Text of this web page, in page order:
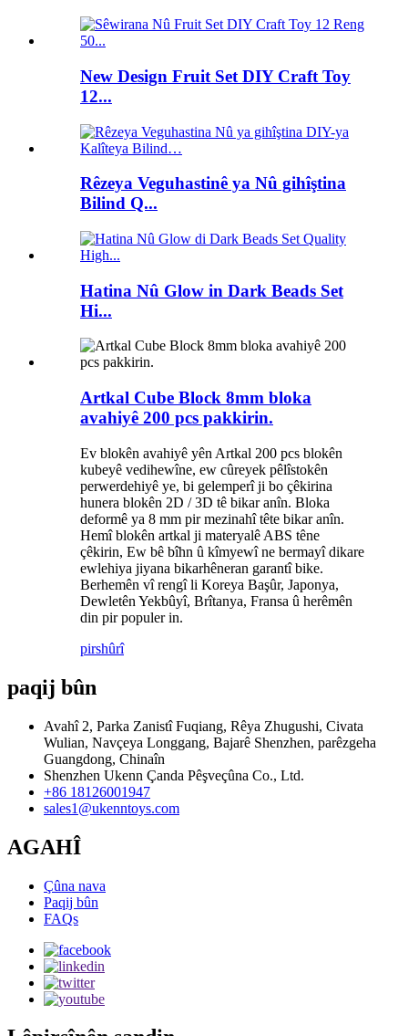
New Design Fruit Set DIY Craft Toy
12...
Rêzeya Veguhastinê ya Nû gihîştina
Bilind Q...
Hatina Nû Glow in Dark Beads Set
Hi...
Artkal Cube Block 8mm bloka
avahiyê 200 pcs pakkirin.
Ev blokên avahiyê yên Artkal 200 pcs blokên
kubeyê vedihewîne, ew cûreyek pêlîstokên
perwerdehiyê ye, bi gelemperî ji bo çêkirina
hunera blokên 2D / 3D tê bikar anîn. Bloka
deformê ya 8 mm pir mezinahî tête bikar anîn.
Hemî blokên artkal ji materyalê ABS têne
çêkirin, Ew bê bîhn û kîmyewî ne bermayî dikare
ewlehiya jiyana bikarhêneran garantî bike.
Berhemên vî rengî li Koreya Başûr, Japonya,
Dewletên Yekbûyî, Brîtanya, Fransa û herêmên
din pir populer in.
pirshûrî
paqij bûn
Avahî 2, Parka Zanistî Fuqiang, Rêya Zhugushi, Civata
Wulian, Navçeya Longgang, Bajarê Shenzhen, parêzgeha
Guangdong, Chinaîn
Shenzhen Ukenn Çanda Pêşveçûna Co., Ltd.
+86 18126001947
sales1@ukenntoys.com
AGAHÎ
Çûna nava
Paqij bûn
FAQs